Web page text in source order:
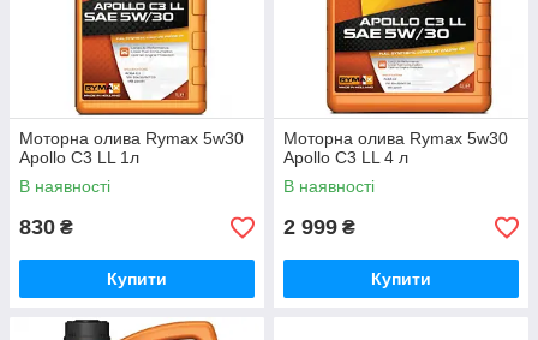
Моторна олива Rymax 5w30
Apollo C3 LL 1л
В наявності
830 ₴
Купити
Моторна олива Rymax 5w30
Apollo C3 LL 4 л
В наявності
2 999 ₴
Купити